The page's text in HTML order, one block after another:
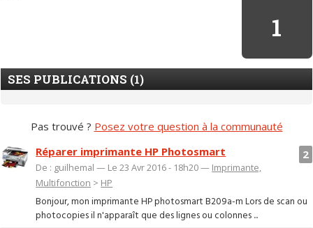
1
SES PUBLICATIONS (1)
Pas trouvé ? Posez votre question à la communauté
2
Réparer imprimante HP Photosmart
De : guilhemal — Le 23 Avr 2016 - 18h20 — Imprimante,
Multifonction > HP
Bonjour, mon imprimante HP photosmart B209a-m Lors de scan ou
photocopies il n'apparaît que des lignes ou colonnes ...